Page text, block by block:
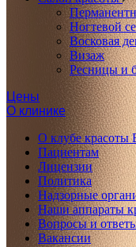
Ногтевой
Восковая
Визаж
Ресницы и
Цены
О клинике
О клубе красоты
Пациентам
Лицензии
Политика
Надзорные
Наши аппараты
Вопросы и
Вакансии